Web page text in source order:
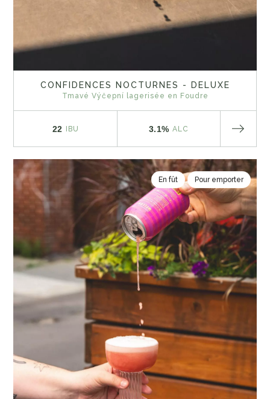
CONFIDENCES NOCTURNES - DELUXE
Tmavé Výčepní lagerisée en Foudre
22 IBU 3.1% ALC
En fût Pour emporter